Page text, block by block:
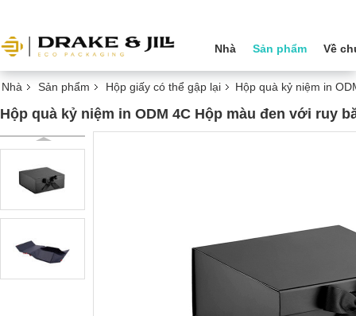
Nhà Sản phẩm Về
Nhà Sản phẩm Hộp giấy có thể gập lại Hộp quà kỷ niệm in
Hộp quà kỷ niệm in ODM 4C Hộp màu đen với ruy